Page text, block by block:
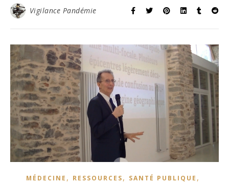
Vigilance Pandémie
MÉDECINE , RESSOURCES, SANTÉ PUBLIQUE ,